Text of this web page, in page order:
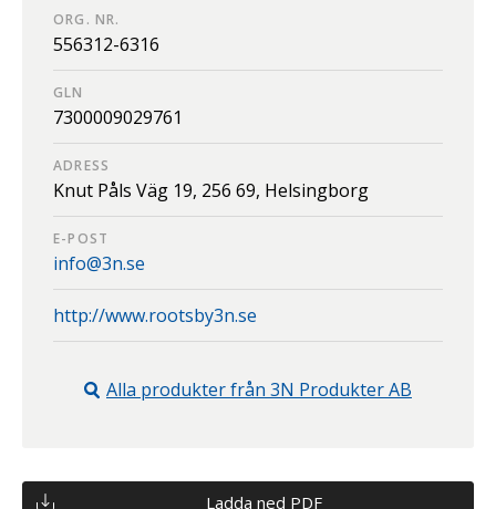
ORG. NR.
556312-6316
GLN
7300009029761
ADRESS
Knut Påls Väg 19, 256 69, Helsingborg
E-POST
info@3n.se
http://www.rootsby3n.se
Alla produkter från 3N Produkter AB
Ladda ned PDF